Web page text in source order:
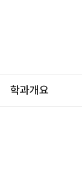
학과개요